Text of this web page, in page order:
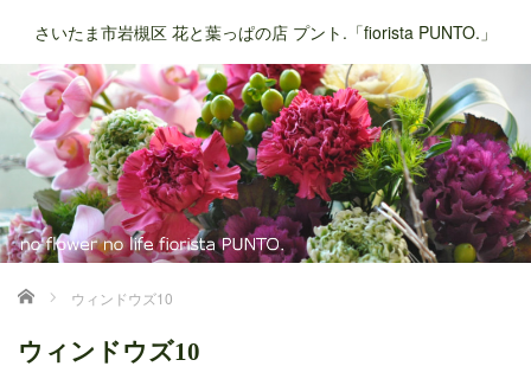
さいたま市岩槻区 花と葉っぱの店 プント.「fiorista PUNTO.」
ホーム ウィンドウズ10
ウィンドウズ10